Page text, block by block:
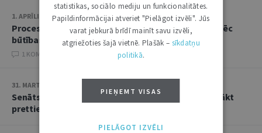
1. APRĪLIS • 10:39
Procesuālā termiņa nokavēšanas apstākļi jāvērtē pēc
būtības, nevis tikai jākonstatē fakts
1 KOMENTĀRI
31. MARTS • 10:48
Senāts atstāj spēkā spriedumu par pienākumu aizvākt
prettiesiski uzglabātus atkritumus
statistikas, sociālo mediju un funkcionalitātes.
Papildinformācijai atveriet "Pielāgot izvēli". Jūs
varat jebkurā brīdī mainīt savu izvēli,
atgriežoties šajā vietnē. Plašāk – sīkdatņu
politikā.
PIEŅEMT VISAS
PIELĀGOT IZVĒLI